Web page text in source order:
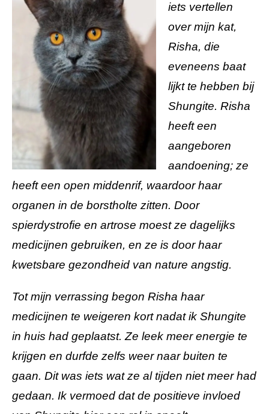
iets vertellen
over mijn kat,
Risha, die
eveneens baat
lijkt te hebben bij
Shungite. Risha
heeft een
aangeboren
aandoening; ze
heeft een open middenrif, waardoor haar
organen in de borstholte zitten. Door
spierdystrofie en artrose moest ze dagelijks
medicijnen gebruiken, en ze is door haar
kwetsbare gezondheid van nature angstig.
Tot mijn verrassing begon Risha haar
medicijnen te weigeren kort nadat ik Shungite
in huis had geplaatst. Ze leek meer energie te
krijgen en durfde zelfs weer naar buiten te
gaan. Dit was iets wat ze al tijden niet meer had
gedaan. Ik vermoed dat de positieve invloed